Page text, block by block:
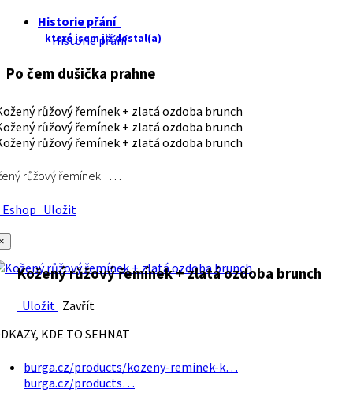
Historie přání
které jsem již dostal(a)
Historie přání
Po čem dušička prahne
růžový řemínek +…
Uložit
Kožený růžový řemínek + zlatá ozdoba brunch
Uložit Zavřít
KDE TO SEHNAT
burga.cz/products/kozeny-reminek-k…
burga.cz/products…